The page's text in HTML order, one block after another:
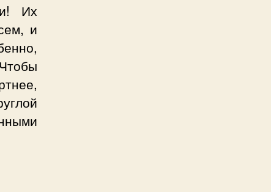
Их
и